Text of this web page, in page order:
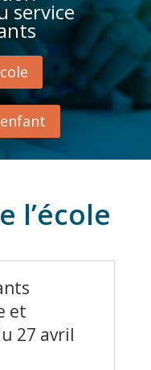
service
l’école
et
27 avril